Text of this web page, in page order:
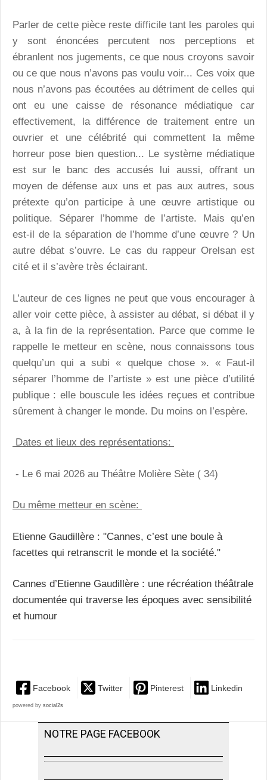
Parler de cette pièce reste difficile tant les paroles qui
y sont énoncées percutent nos perceptions et
ébranlent nos jugements, ce que nous croyons savoir
ou ce que nous n’avons pas voulu voir... Ces voix que
nous n’avons pas écoutées au détriment de celles qui
ont eu une caisse de résonance médiatique car
effectivement, la différence de traitement entre un
ouvrier et une célébrité qui commettent la même
horreur pose bien question... Le système médiatique
est sur le banc des accusés lui aussi, offrant un
moyen de défense aux uns et pas aux autres, sous
prétexte qu’on participe à une œuvre artistique ou
politique. Séparer l’homme de l’artiste. Mais qu’en
est-il de la séparation de l’homme d’une œuvre ? Un
autre débat s’ouvre. Le cas du rappeur Orelsan est
cité et il s’avère très éclairant.
L’auteur de ces lignes ne peut que vous encourager à
aller voir cette pièce, à assister au débat, si débat il y
a, à la fin de la représentation. Parce que comme le
rappelle le metteur en scène, nous connaissons tous
quelqu’un qui a subi « quelque chose ». « Faut-il
séparer l’homme de l’artiste » est une pièce d’utilité
publique : elle bouscule les idées reçues et contribue
sûrement à changer le monde. Du moins on l’espère.
Dates et lieux des représentations:
- Le 6 mai 2026 au Théâtre Molière Sète ( 34)
Du même metteur en scène:
Etienne Gaudillère : "Cannes, c’est une boule à
facettes qui retranscrit le monde et la société."
Cannes d’Etienne Gaudillère : une récréation théâtrale
documentée qui traverse les époques avec sensibilité
et humour
Facebook Twitter Pinterest Linkedin
powered by social2s
NOTRE PAGE FACEBOOK